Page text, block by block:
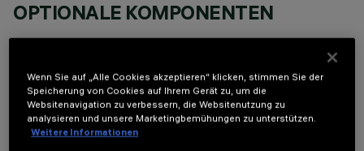
OPTIONALE KOMPONENTEN
TECHNISCHE DATEN
Wenn Sie auf „Alle Cookies akzeptieren“ klicken, stimmen Sie der
Speicherung von Cookies auf Ihrem Gerät zu, um die
Websitenavigation zu verbessern, die Websitenutzung zu
analysieren und unsere Marketingbemühungen zu unterstützen.
Weitere Informationen